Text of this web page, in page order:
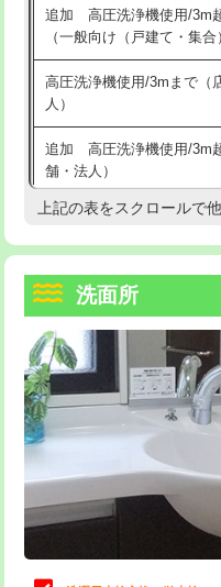
マス交換（深さ50㎝以上）
コンクリート斫り（厚さ10
コンクリート斫り（厚さ10
モルタル補修（厚さ10㎝ま
モルタル補修（厚さ10㎝
洗面台設置
追加人工
廃棄・処分
※給水管工事は20mmまで
持込商品取付（混合水栓）
給水管工事※（ホール加工)
給水管工事※（バンド止め)
給水管工事※（支持金具設
給水管工事※（保温材使用
め込み）)
給水管工事※（土の掘削・
業)
給水管工事※（塩ビ管（
用/3ｍまで)
給水管工事※（塩ビ管（VP
用（追加）/3ｍ超え)
給水管工事※（ライニング
管・ポリ管・HT管使用/3
追加 高圧洗浄機使用/3m
（一般向け（戸建て・集合
高圧洗浄機使用/3mまで（
人）
追加 高圧洗浄機使用/3m
舗・法人）
高度高圧洗浄換
トーラー機使用/3mまで
追加トーラー機使用/3m超え
カメラ調査
桝清掃
止水・漏水調査・防水処理
理・調整・分解・加工など
止水・漏水調査・防水処
理・調整・分解・加工など
上記の表をスクロールで
洗面所